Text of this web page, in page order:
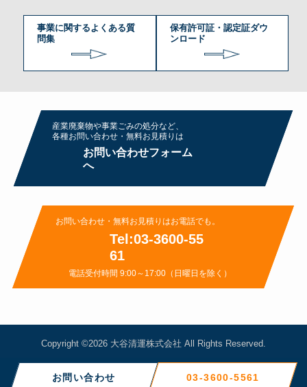
お問い合わせ 03-3600-5561
事業に関するよくある質
問集
保有許可証・認定証ダウ
ンロード
産業廃棄物や事業ごみの処分など、
各種お問い合わせ・無料お⾒積りは
お問い合わせフォーム
へ
お問い合わせ・無料お⾒積りはお電話でも。
Tel:03-3600-55
61
電話受付時間 9:00～17:00（日曜日を除く）
Copyright ©2026 大谷清運株式会社 All Rights Reserved.